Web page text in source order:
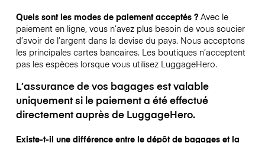
Quels sont les modes de paiement acceptés ? Avec le
paiement en ligne, vous n’avez plus besoin de vous soucier
d’avoir de l’argent dans la devise du pays. Nous acceptons
les principales cartes bancaires. Les boutiques n’acceptent
pas les espèces lorsque vous utilisez LuggageHero.
L’assurance de vos bagages est valable
uniquement si le paiement a été effectué
directement auprès de LuggageHero.
Existe-t-il une différence entre le dépôt de bagages et la